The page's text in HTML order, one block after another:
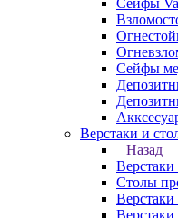
Сейфы
Сейфы
Верстаки и
Назад
Столы
Верстаки
Верстаки